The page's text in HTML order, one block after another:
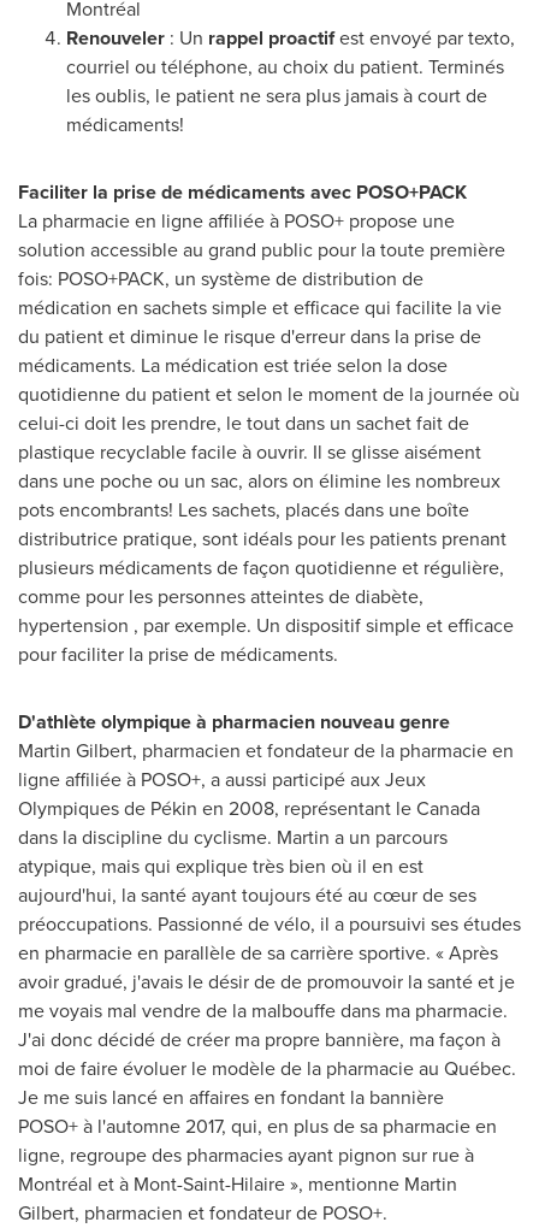
Montréal
Renouveler : Un rappel proactifest envoyé par texto,
courriel ou téléphone, au choix du patient. Terminés
les oublis, le patient ne sera plus jamais à court de
médicaments!
Faciliter la prise de médicaments avec POSO+PACK
La pharmacie en ligne affiliée à POSO+ propose une
solution accessible au grand public pour la toute première
fois: POSO+PACK, un système de distribution de
médication en sachets simple et efficace qui facilite la vie
du patient et diminue le risque d'erreur dans la prise de
médicaments. La médication est triée selon la dose
quotidienne du patient et selon le moment de la journée où
celui-ci doit les prendre, le tout dans un sachet fait de
plastique recyclable facile à ouvrir. Il se glisse aisément
dans une poche ou un sac, alors on élimine les nombreux
pots encombrants! Les sachets, placés dans une boîte
distributrice pratique, sont idéals pour les patients prenant
plusieurs médicaments de façon quotidienne et régulière,
comme pour les personnes atteintes de diabète,
hypertension , par exemple. Un dispositif simple et efficace
pour faciliter la prise de médicaments.
D'athlète olympique à pharmacien nouveau genre
Martin Gilbert, pharmacien et fondateur de la pharmacie en
ligne affiliée à POSO+, a aussi participé aux Jeux
Olympiques de Pékin en 2008, représentant leCanada
dans la discipline du cyclisme. Martin a un parcours
atypique, mais qui explique très bien où il en est
aujourd'hui, la santé ayant toujours été au cœur de ses
préoccupations. Passionné de vélo, il a poursuivi ses études
en pharmacie en parallèle de sa carrière sportive. « Après
avoir gradué, j'avais le désir de de promouvoir la santé et je
me voyais mal vendre de la malbouffe dans ma pharmacie.
J'ai donc décidé de créer ma propre bannière, ma façon à
moi de faire évoluer le modèle de la pharmacie au Québec.
Je me suis lancé en affaires en fondant la bannière
POSO+ à l'automne 2017, qui, en plus de sa pharmacie en
ligne, regroupe des pharmacies ayant pignon sur rue à
Montréal et à Mont-Saint-Hilaire », mentionne Martin
Gilbert, pharmacien et fondateur de POSO+.